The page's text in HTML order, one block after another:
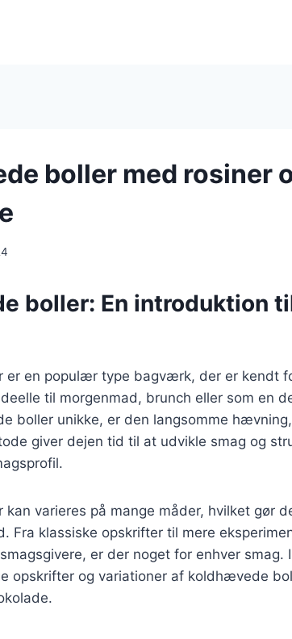
boller med rosiner
boller: En introduktion
er en populær type bagværk, der er kendt
til morgenmad, brunch eller som en
boller unikke, er den langsomme
giver dejen tid til at udvikle smag og
varieres på mange måder, hvilket gør
Fra klassiske opskrifter til mere
er der noget for enhver smag.
opskrifter og variationer af koldhævede